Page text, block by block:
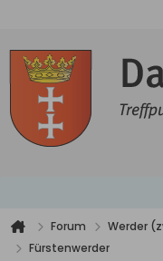
Forum
Werder
Fürstenwerder